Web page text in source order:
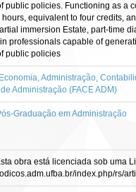
public policies. Functioning as a
equivalent to four credits,
immersion Estate, part-time
professionals capable of
public policies
Administração,
Administração (FACE ADM)
Graduação em Administração
obra está licenciada sob uma
index.php/rs/